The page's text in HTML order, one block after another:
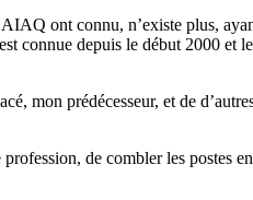
ont connu, n’existe plus,
connue depuis le début 2000 et
mon prédécesseur, et de
de combler les postes